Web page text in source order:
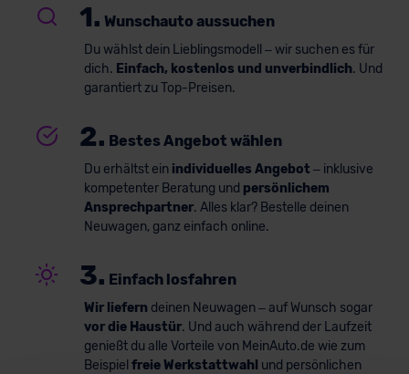
1. Wunschauto aussuchen
Du wählst dein Lieblingsmodell – wir suchen es für
dich. Einfach, kostenlos und unverbindlich. Und
garantiert zu Top-Preisen.
2. Bestes Angebot wählen
Du erhältst ein individuelles Angebot – inklusive
kompetenter Beratung und persönlichem
Ansprechpartner. Alles klar? Bestelle deinen
Neuwagen, ganz einfach online.
3. Einfach losfahren
Wir liefern deinen Neuwagen – auf Wunsch sogar
vor die Haustür. Und auch während der Laufzeit
genießt du alle Vorteile von MeinAuto.de wie zum
Beispiel freie Werkstattwahl und persönlichen